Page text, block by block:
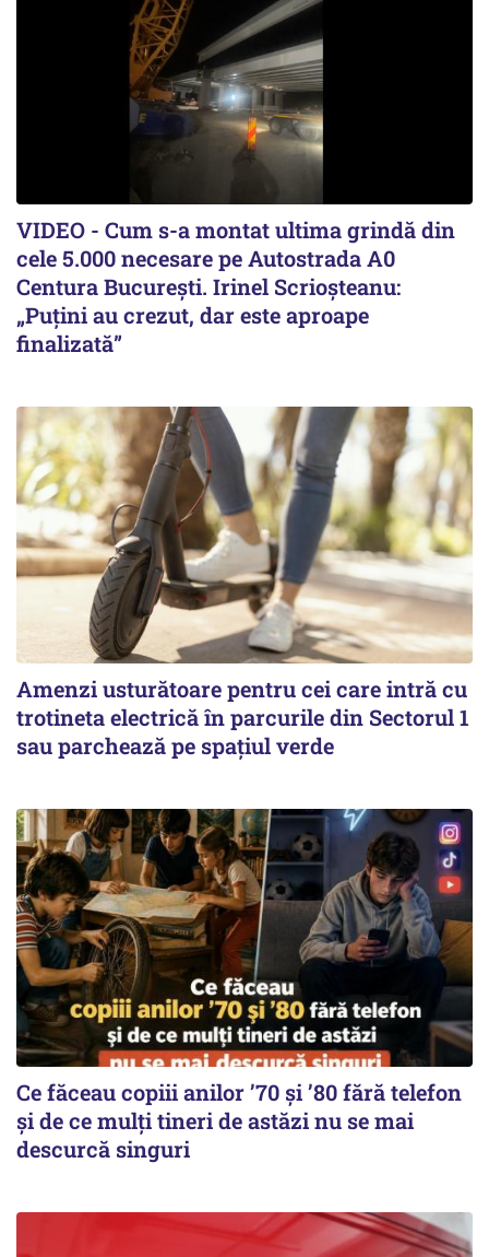
VIDEO - Cum s-a montat ultima grindă din
cele 5.000 necesare pe Autostrada A0
Centura București. Irinel Scrioșteanu:
„Puțini au crezut, dar este aproape
finalizată”
Amenzi usturătoare pentru cei care intră cu
trotineta electrică în parcurile din Sectorul 1
sau parchează pe spațiul verde
Ce făceau copiii anilor ’70 și ’80 fără telefon
și de ce mulți tineri de astăzi nu se mai
descurcă singuri